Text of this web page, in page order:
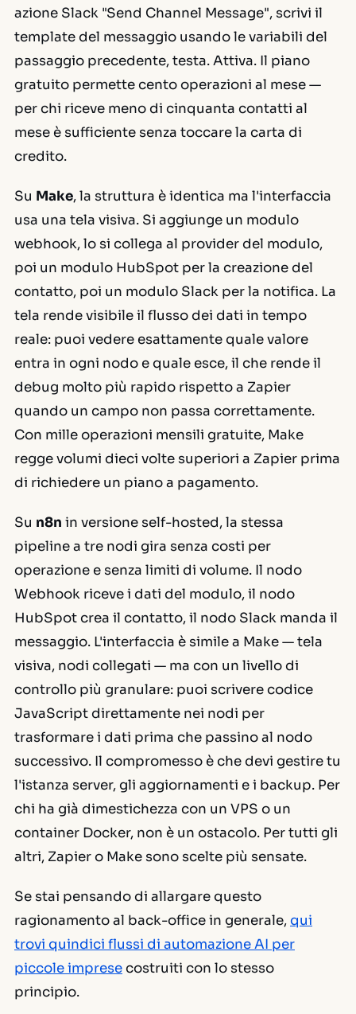
azione Slack "Send Channel Message", scrivi il
template del messaggio usando le variabili del
passaggio precedente, testa. Attiva. Il piano
gratuito permette cento operazioni al mese —
per chi riceve meno di cinquanta contatti al
mese è sufficiente senza toccare la carta di
credito.
Su Make, la struttura è identica ma l'interfaccia
usa una tela visiva. Si aggiunge un modulo
webhook, lo si collega al provider del modulo,
poi un modulo HubSpot per la creazione del
contatto, poi un modulo Slack per la notifica. La
tela rende visibile il flusso dei dati in tempo
reale: puoi vedere esattamente quale valore
entra in ogni nodo e quale esce, il che rende il
debug molto più rapido rispetto a Zapier
quando un campo non passa correttamente.
Con mille operazioni mensili gratuite, Make
regge volumi dieci volte superiori a Zapier prima
di richiedere un piano a pagamento.
Su n8n in versione self-hosted, la stessa
pipeline a tre nodi gira senza costi per
operazione e senza limiti di volume. Il nodo
Webhook riceve i dati del modulo, il nodo
HubSpot crea il contatto, il nodo Slack manda il
messaggio. L'interfaccia è simile a Make — tela
visiva, nodi collegati — ma con un livello di
controllo più granulare: puoi scrivere codice
JavaScript direttamente nei nodi per
trasformare i dati prima che passino al nodo
successivo. Il compromesso è che devi gestire tu
l'istanza server, gli aggiornamenti e i backup. Per
chi ha già dimestichezza con un VPS o un
container Docker, non è un ostacolo. Per tutti gli
altri, Zapier o Make sono scelte più sensate.
Se stai pensando di allargare questo
ragionamento al back-office in generale,qui
trovi quindici flussi di automazione AI per
piccole impresecostruiti con lo stesso
principio.